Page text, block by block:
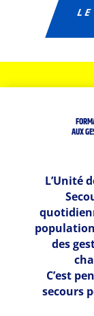
AUX
L’Unité
des
C’est
secours